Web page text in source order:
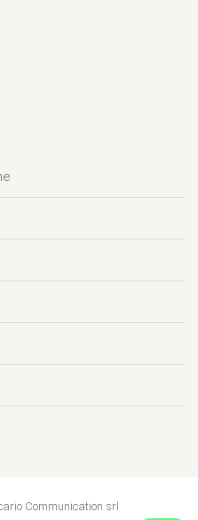
Communication srl